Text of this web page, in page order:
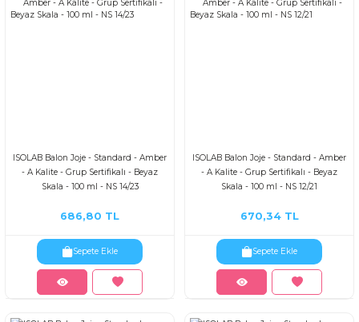
ISOLAB Balon Joje - Standard - Amber
- A Kalite - Grup Sertifikalı - Beyaz
Skala - 100 ml - NS 14/23
686,80 TL
Sepete Ekle
ISOLAB Balon Joje - Standard - Amber
- A Kalite - Grup Sertifikalı - Beyaz
Skala - 100 ml - NS 12/21
670,34 TL
Sepete Ekle